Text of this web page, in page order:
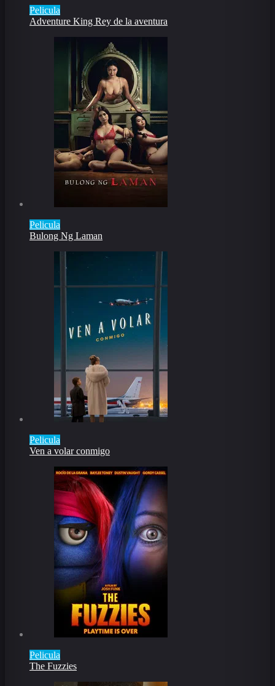
Pelicula
Adventure King Rey de la aventura
Pelicula
Bulong Ng Laman
Pelicula
Ven a volar conmigo
Pelicula
The Fuzzies